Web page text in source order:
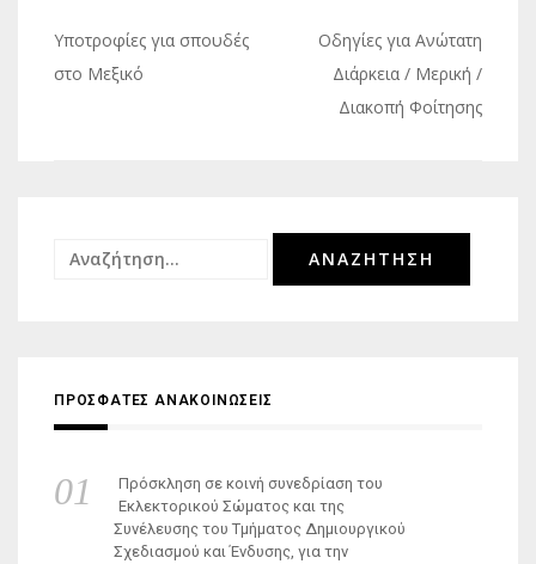
Πλοήγηση
άρθρων
Υποτροφίες για σπουδές
στο Μεξικό
Οδηγίες για Ανώτατη
Διάρκεια / Μερική /
Διακοπή Φοίτησης
Αναζήτηση
ΠΡΟΣΦΑΤΕΣ ΑΝΑΚΟΙΝΩΣΕΙΣ
Πρόσκληση σε κοινή συνεδρίαση του
Εκλεκτορικού Σώματος και της
Συνέλευσης του Τμήματος Δημιουργικού
Σχεδιασμού και Ένδυσης, για την